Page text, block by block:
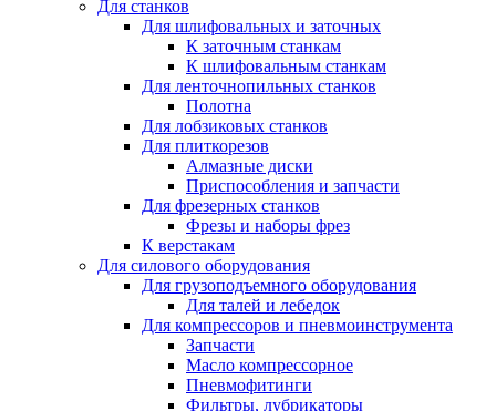
Для станков
Для шлифовальных и заточных
К заточным станкам
К шлифовальным станкам
Для ленточнопильных станков
Полотна
Для лобзиковых станков
Для плиткорезов
Алмазные диски
Приспособления и запчасти
Для фрезерных станков
Фрезы и наборы фрез
К верстакам
Для силового оборудования
Для грузоподъемного оборудования
Для талей и лебедок
Для компрессоров и пневмоинструмента
Запчасти
Масло компрессорное
Пневмофитинги
Фильтры, лубрикаторы